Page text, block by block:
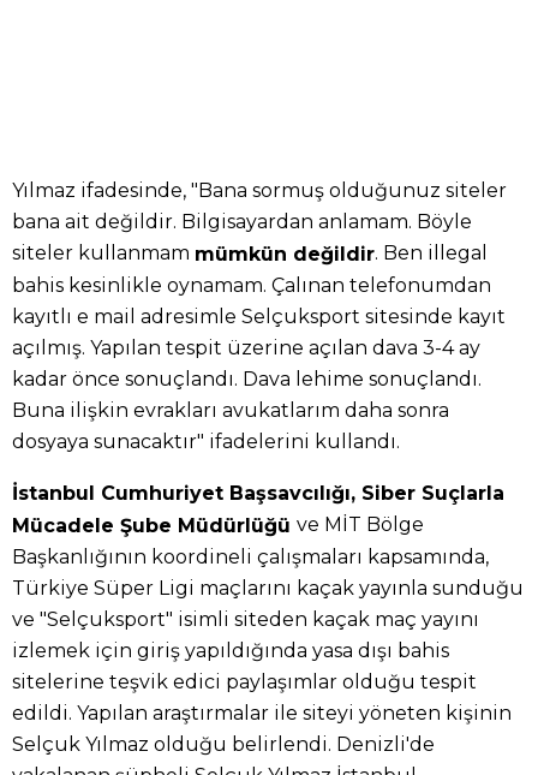
Yılmaz ifadesinde, "Bana sormuş olduğunuz siteler
bana ait değildir. Bilgisayardan anlamam. Böyle
siteler kullanmam mümkün değildir. Ben illegal
bahis kesinlikle oynamam. Çalınan telefonumdan
kayıtlı e mail adresimle Selçuksport sitesinde kayıt
açılmış. Yapılan tespit üzerine açılan dava 3-4 ay
kadar önce sonuçlandı. Dava lehime sonuçlandı.
Buna ilişkin evrakları avukatlarım daha sonra
dosyaya sunacaktır" ifadelerini kullandı.
İstanbul Cumhuriyet Başsavcılığı, Siber Suçlarla
Mücadele Şube Müdürlüğü ve MİT Bölge
Başkanlığının koordineli çalışmaları kapsamında,
Türkiye Süper Ligi maçlarını kaçak yayınla sunduğu
ve "Selçuksport" isimli siteden kaçak maç yayını
izlemek için giriş yapıldığında yasa dışı bahis
sitelerine teşvik edici paylaşımlar olduğu tespit
edildi. Yapılan araştırmalar ile siteyi yöneten kişinin
Selçuk Yılmaz olduğu belirlendi. Denizli'de